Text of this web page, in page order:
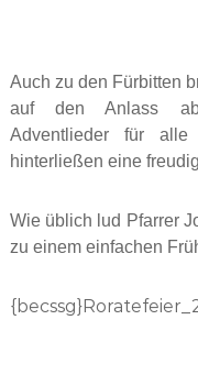
Auch zu den Fürbitten
auf den Anlass
Adventlieder für
hinterließen eine
Wie üblich lud Pfarrer
zu einem einfachen